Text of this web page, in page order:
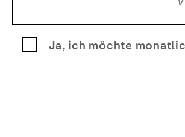
Ja, ich möchte